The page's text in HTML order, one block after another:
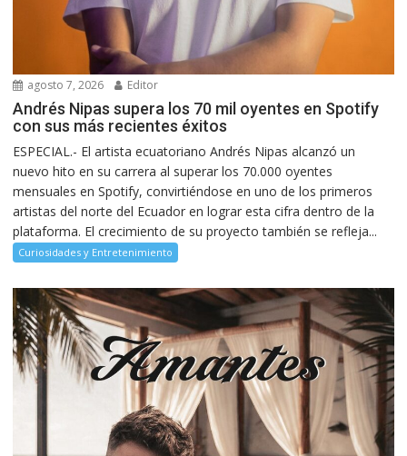
agosto 7, 2026 Editor
Andrés Nipas supera los 70 mil oyentes en Spotify
con sus más recientes éxitos
ESPECIAL.- El artista ecuatoriano Andrés Nipas alcanzó un
nuevo hito en su carrera al superar los 70.000 oyentes
mensuales en Spotify, convirtiéndose en uno de los primeros
artistas del norte del Ecuador en lograr esta cifra dentro de la
plataforma. El crecimiento de su proyecto también se refleja...
Curiosidades y Entretenimiento